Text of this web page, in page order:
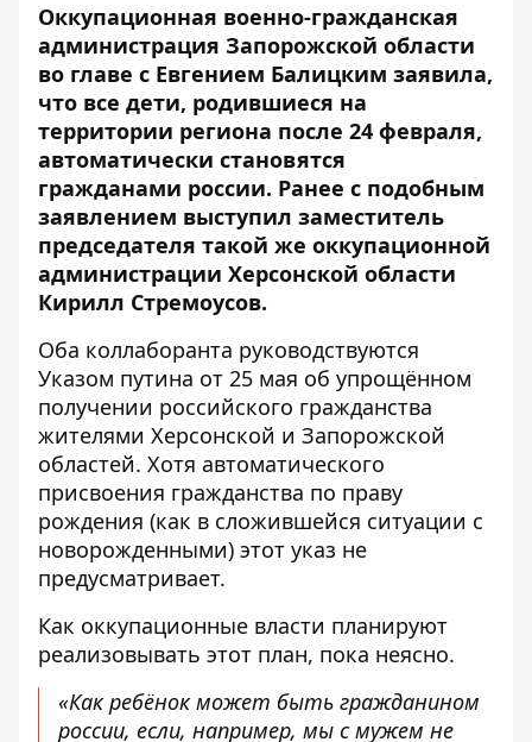
Оккупационная военно-гражданская
администрация Запорожской области
во главе с Евгением Балицким заявила,
что все дети, родившиеся на
территории региона после 24 февраля,
автоматически становятся
гражданами россии. Ранее с подобным
заявлением выступил заместитель
председателя такой же оккупационной
администрации Херсонской области
Кирилл Стремоусов.
Оба коллаборанта руководствуются
Указом путина от 25 мая об упрощённом
получении российского гражданства
жителями Херсонской и Запорожской
областей. Хотя автоматического
присвоения гражданства по праву
рождения (как в сложившейся ситуации с
новорожденными) этот указ не
предусматривает.
Как оккупационные власти планируют
реализовывать этот план, пока неясно.
«Как ребёнок может быть гражданином
россии, если, например, мы с мужем не